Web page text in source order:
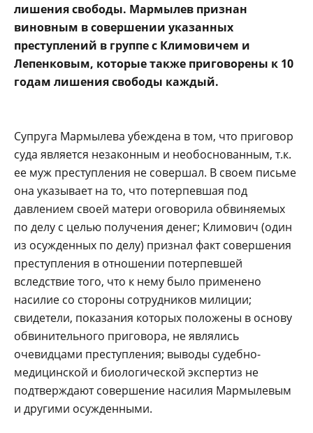
лишения свободы. Мармылев признан
виновным в совершении указанных
преступлений в группе с Климовичем и
Лепенковым, которые также приговорены к 10
годам лишения свободы каждый.
Супруга Мармылева убеждена в том, что приговор
суда является незаконным и необоснованным, т.к.
ее муж преступления не совершал. В своем письме
она указывает на то, что потерпевшая под
давлением своей матери оговорила обвиняемых
по делу с целью получения денег; Климович (один
из осужденных по делу) признал факт совершения
преступления в отношении потерпевшей
вследствие того, что к нему было применено
насилие со стороны сотрудников милиции;
свидетели, показания которых положены в основу
обвинительного приговора, не являлись
очевидцами преступления; выводы судебно-
медицинской и биологической экспертиз не
подтверждают совершение насилия Мармылевым
и другими осужденными.